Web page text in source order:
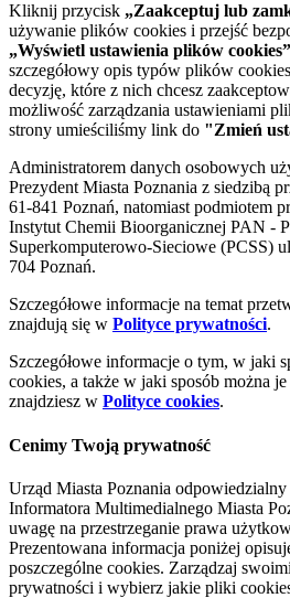
Kliknij przycisk „Zaakceptuj lub
używanie plików cookies i przejść
„Wyświetl ustawienia plików cookies”
szczegółowy opis typów plików
decyzję, które z nich chcesz
możliwość zarządzania ustawieniami
strony umieściliśmy link do "Zmień
Administratorem danych osobowych
Prezydent Miasta Poznania z siedzibą
61-841 Poznań, natomiast podmiotem
Instytut Chemii Bioorganicznej PAN -
Superkomputerowo-Sieciowe (PCSS)
704 Poznań.
Szczegółowe informacje na temat
znajdują się w Polityce prywatności.
Szczegółowe informacje o tym, w jaki
cookies, a także w jaki sposób można
znajdziesz w Polityce cookies.
Cenimy Twoją prywatność
Urząd Miasta Poznania
Informatora Multimedialnego Miasta
uwagę na przestrzeganie prawa
Prezentowana informacja poniżej
poszczególne cookies. Zarządzaj
prywatności i wybierz jakie pliki